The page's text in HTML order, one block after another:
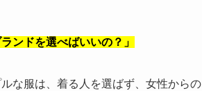
ンドを選べばいいの？」
な服は、着る人を選ばず、女性からの